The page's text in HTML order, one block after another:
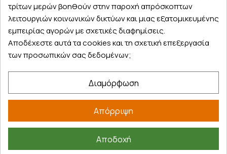
Βρείτε μας στα social
©2026farmakeioexpress.gr
τρίτων μερών βοηθούν στην παροχή απρόσκοπτων
λειτουργιών κοινωνικών δικτύων και μιας εξατομικευμένης
εμπειρίας αγορών με σχετικές διαφημίσεις.
Αποδέχεστε αυτά τα cookies και τη σχετική επεξεργασία
των προσωπικών σας δεδομένων;
Διαμόρφωση
Απόρριψη
Αποδοχή